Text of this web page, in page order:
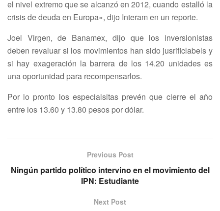
el nivel extremo que se alcanzó en 2012, cuando estalló la
crisis de deuda en Europa», dijo Interam en un reporte.
Joel Virgen, de Banamex, dijo que los inversionistas
deben revaluar si los movimientos han sido jusrificlabels y
si hay exageración la barrera de los 14.20 unidades es
una oportunidad para recompensarlos.
Por lo pronto los especialsitas prevén que cierre el año
entre los 13.60 y 13.80 pesos por dólar.
Previous Post
Ningún partido político intervino en el movimiento del
IPN: Estudiante
Next Post